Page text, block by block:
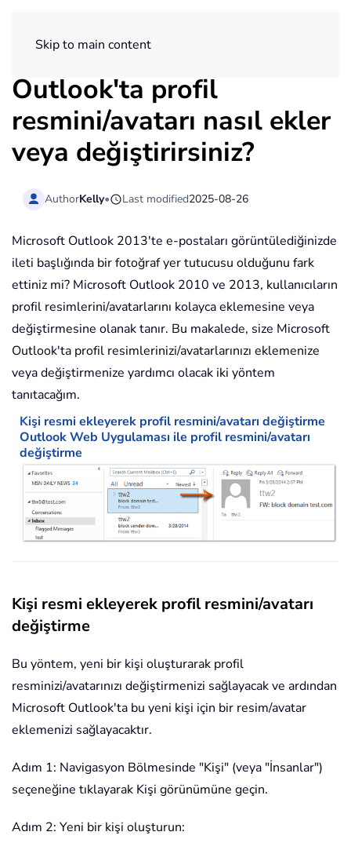
Skip to main content
Outlook'ta profil
resmini/avatarı nasıl ekler
veya değiştirirsiniz?
AuthorKelly• Last modified2025-08-26
Microsoft Outlook 2013'te e-postaları görüntülediğinizde
ileti başlığında bir fotoğraf yer tutucusu olduğunu fark
ettiniz mi? Microsoft Outlook 2010 ve 2013, kullanıcıların
profil resimlerini/avatarlarını kolayca eklemesine veya
değiştirmesine olanak tanır. Bu makalede, size Microsoft
Outlook'ta profil resimlerinizi/avatarlarınızı eklemenize
veya değiştirmenize yardımcı olacak iki yöntem
tanıtacağım.
Kişi resmi ekleyerek profil resmini/avatarı değiştirme
Outlook Web Uygulaması ile profil resmini/avatarı
değiştirme
Kişi resmi ekleyerek profil resmini/avatarı
değiştirme
Bu yöntem, yeni bir kişi oluşturarak profil
resminizi/avatarınızı değiştirmenizi sağlayacak ve ardından
Microsoft Outlook'ta bu yeni kişi için bir resim/avatar
eklemenizi sağlayacaktır.
Adım 1: Navigasyon Bölmesinde "Kişi" (veya "İnsanlar")
seçeneğine tıklayarak Kişi görünümüne geçin.
Adım 2: Yeni bir kişi oluşturun: